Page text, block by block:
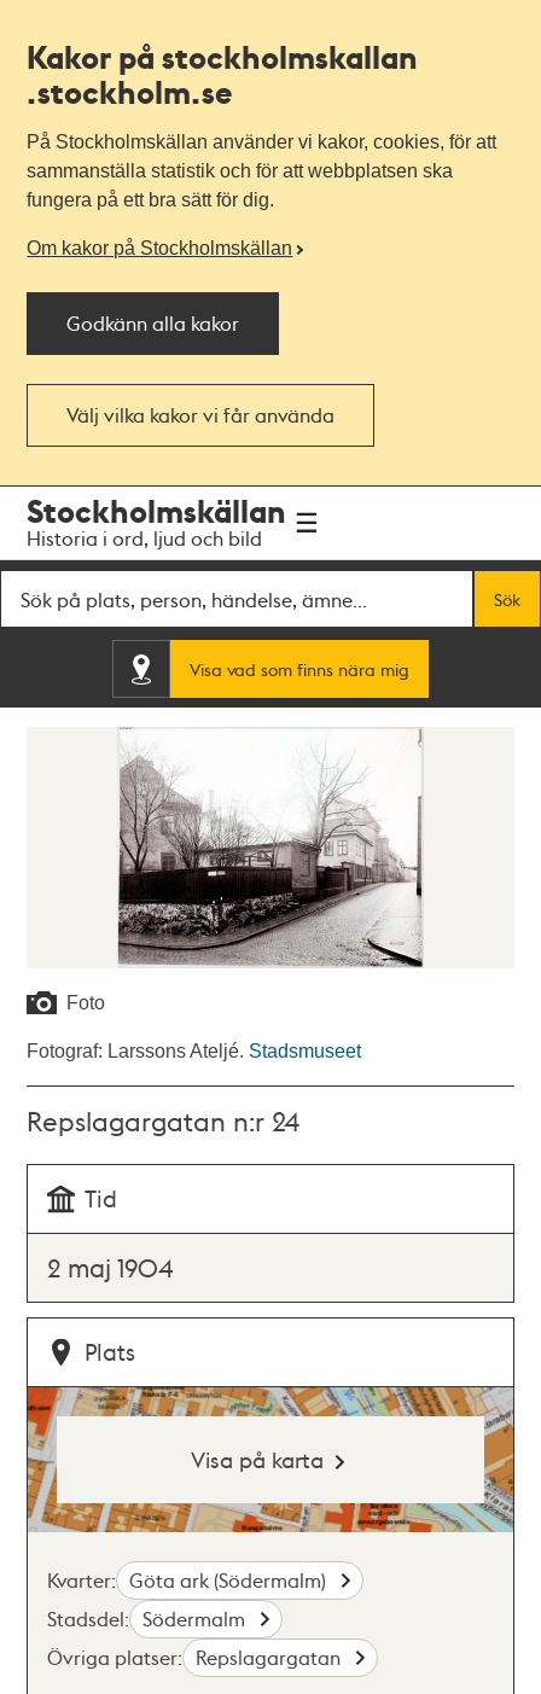
Kakor på stockholmskallan
.stockholm.se
På Stockholmskällan använder vi kakor, cookies, för att
sammanställa statistik och för att webbplatsen ska
fungera på ett bra sätt för dig.
Om kakor på Stockholmskällan
Godkänn alla kakor
Välj vilka kakor vi får använda
navigationen
huvudinnehållet
Stockholmskällan
Historia i ord, ljud och bild
Sök
Visa vad som finns nära mig
Foto
Fotograf: Larssons Ateljé. Stadsmuseet
Repslagargatan n:r 24
Tid
2 maj 1904
Plats
Visa på karta
Kvarter: Göta ark (Södermalm)
Stadsdel: Södermalm
Övriga platser: Repslagargatan